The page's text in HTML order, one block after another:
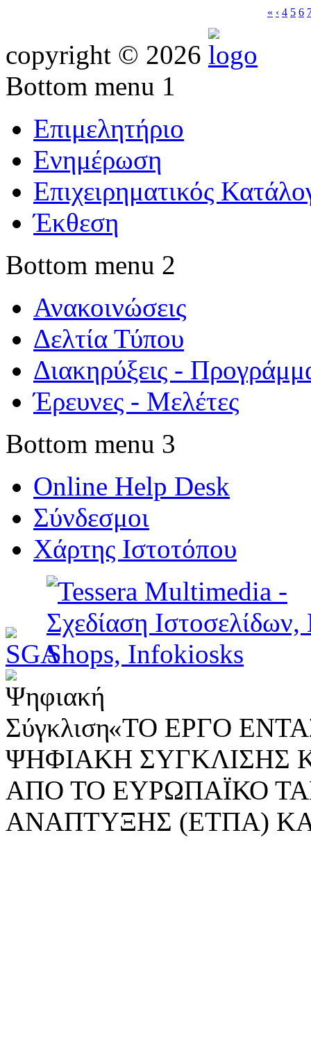
« ‹ 4 5 6
copyright © 2026
Bottom menu 1
Επιμελητήριο
Ενημέρωση
Επιχειρηματικός
Έκθεση
Bottom menu 2
Ανακοινώσεις
Δελτία Τύπου
Διακηρύξεις -
Έρευνες - Μελέτες
Bottom menu 3
Online Help Desk
Σύνδεσμοι
Χάρτης Ιστοτόπου
«ΤΟ ΕΡΓΟ
ΨΗΦΙΑΚΗ ΣΥΓΚΛΙΣΗΣ
ΑΠΟ ΤΟ ΕΥΡΩΠΑΪΚΟ
ΑΝΑΠΤΥΞΗΣ (ΕΤΠΑ)